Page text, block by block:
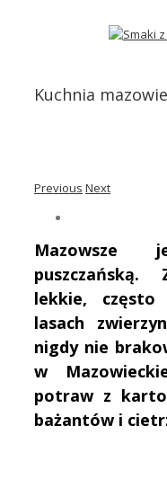
Kuchnia
Previous Next
Mazowsze
lekkie,
lasach
nigdy nie
w
potraw z
bażantów i